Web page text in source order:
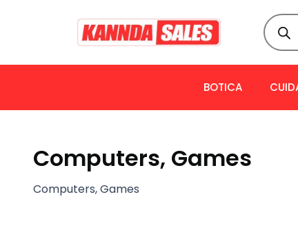
de
BOTICA
Computers, Games
Computers, Games